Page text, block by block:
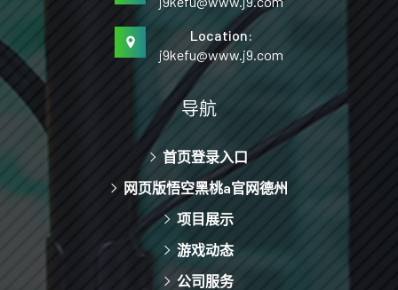
Location:
j9kefu@www.j9.com
导航
首页登录入口
网页版悟空黑桃a官网德州
项目展示
游戏动态
公司服务